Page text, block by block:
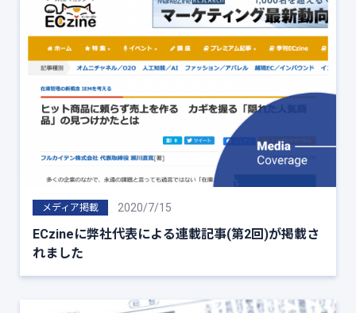
メディア掲載 2020/7/15
ECzineに弊社代表による連載記事(第2回)が掲載さ
れました